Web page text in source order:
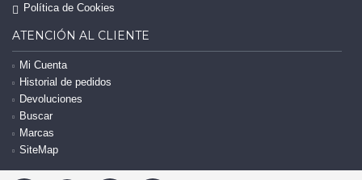
Política de Cookies
ATENCIÓN AL CLIENTE
Mi Cuenta
Historial de pedidos
Devoluciones
Buscar
Marcas
SiteMap